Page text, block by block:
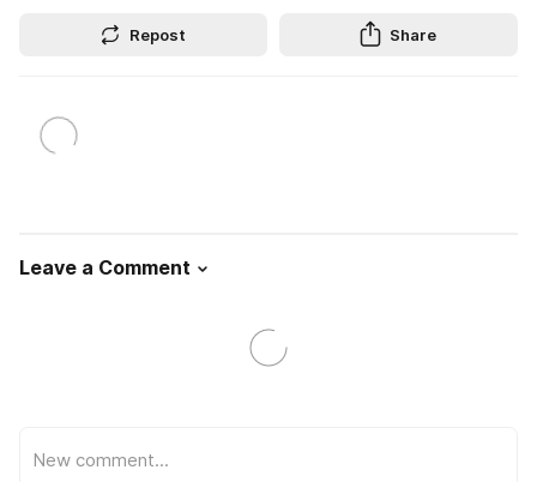
Repost Share
Leave a Comment